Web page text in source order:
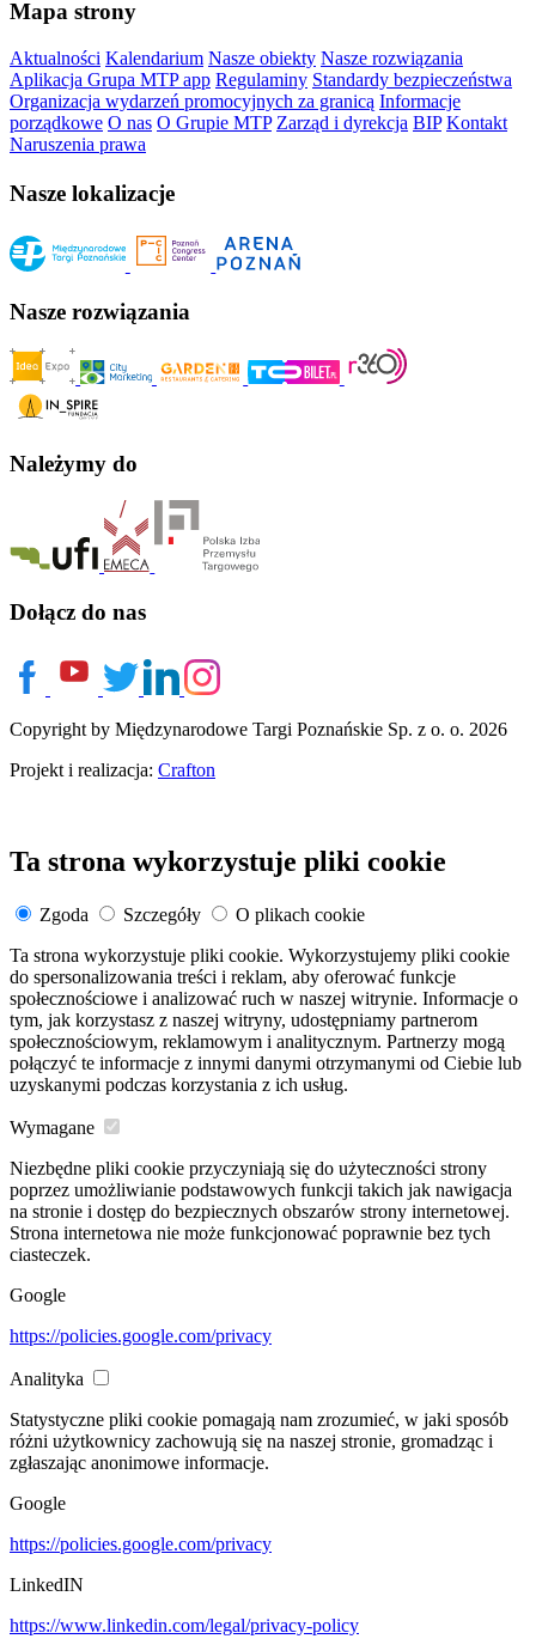
Mapa strony
Aktualności Kalendarium Nasze obiekty Nasze rozwiązania
Aplikacja Grupa MTP app Regulaminy Standardy bezpieczeństwa
Organizacja wydarzeń promocyjnych za granicą Informacje
porządkowe O nas O Grupie MTP Zarząd i dyrekcja BIP Kontakt
Naruszenia prawa
Nasze lokalizacje
Nasze rozwiązania
Należymy do
Dołącz do nas
Copyright by Międzynarodowe Targi Poznańskie Sp. z o. o. 2026
Projekt i realizacja: Crafton
Ta strona wykorzystuje pliki cookie
Zgoda Szczegóły
O plikach cookie
Ta strona wykorzystuje pliki cookie. Wykorzystujemy pliki cookie
do spersonalizowania treści i reklam, aby oferować funkcje
społecznościowe i analizować ruch w naszej witrynie. Informacje o
tym, jak korzystasz z naszej witryny, udostępniamy partnerom
społecznościowym, reklamowym i analitycznym. Partnerzy mogą
połączyć te informacje z innymi danymi otrzymanymi od Ciebie lub
uzyskanymi podczas korzystania z ich usług.
Wymagane
Niezbędne pliki cookie przyczyniają się do użyteczności strony
poprzez umożliwianie podstawowych funkcji takich jak nawigacja
na stronie i dostęp do bezpiecznych obszarów strony internetowej.
Strona internetowa nie może funkcjonować poprawnie bez tych
ciasteczek.
Google
https://policies.google.com/privacy
Analityka
Statystyczne pliki cookie pomagają nam zrozumieć, w jaki sposób
różni użytkownicy zachowują się na naszej stronie, gromadząc i
zgłaszając anonimowe informacje.
Google
https://policies.google.com/privacy
LinkedIN
https://www.linkedin.com/legal/privacy-policy